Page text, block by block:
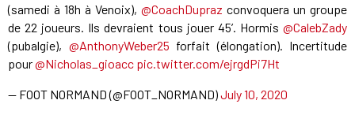
(samedi à 18h à Venoix), @CoachDupraz convoquera un groupe
de 22 joueurs. Ils devraient tous jouer 45’. Hormis @CalebZady
(pubalgie), @AnthonyWeber25 forfait (élongation). Incertitude
pour@Nicholas_gioacc pic.twitter.com/ejrgdPi7Ht
— FOOT NORMAND (@FOOT_NORMAND)July 10, 2020